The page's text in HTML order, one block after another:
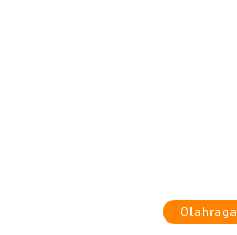
Olahraga